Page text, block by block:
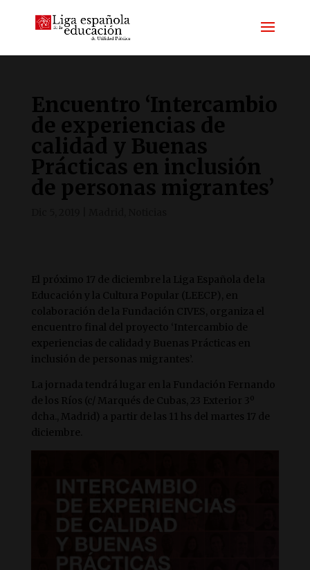
Encuentro ‘Intercambio
de experiencias de
calidad y Buenas
Prácticas en inclusión
de personas migrantes’
El próximo 17 de diciembre la Liga Española de la
Educación y la Cultura Popular (LEECP), en
colaboración de la Fundación CIVES, organiza el
encuentro final del proyecto ‘Intercambio de
experiencias de calidad y Buenas Prácticas en
inclusión de personas migrantes’.
La jornada tendrá lugar en la Fundación Fernando
de los Ríos (c/ Marqués de Cubas, 23 Exterior 3º
dcha., Madrid) a partir de las 11 hs del martes 17 de
diciembre.